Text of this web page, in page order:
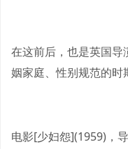
在这前后，也是英国
姻家庭、性别规范的时
电影[少妇怨](1959)，